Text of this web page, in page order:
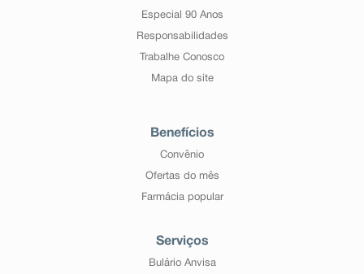
Especial 90 Anos
Responsabilidades
Trabalhe Conosco
Mapa do site
Benefícios
Convênio
Ofertas do mês
Farmácia popular
Serviços
Bulário Anvisa